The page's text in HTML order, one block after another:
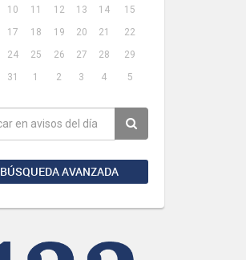
10 11 12 13 14
15
17 18 19 20 21
22
24 25 26 27 28
29
31 1 2 3 4 5
BÚSQUEDA AVANZADA